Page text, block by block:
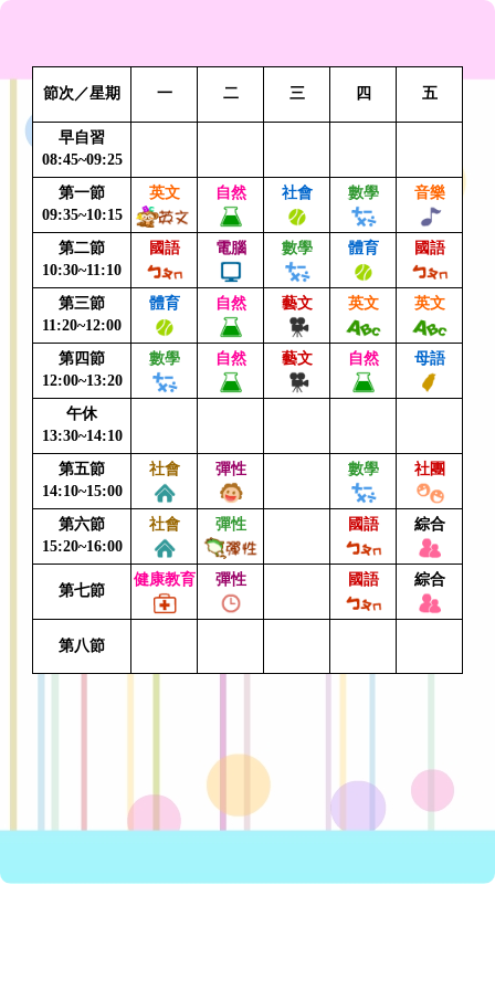
節次／星期 一 二 三 四 五
早自習
08:45~09:25
第一節
09:35~10:15
英文 自然 社會 數學 音樂
第二節
10:30~11:10
國語 電腦 數學 體育 國語
第三節
11:20~12:00
體育 自然 藝文 英文 英文
第四節
12:00~13:20
數學 自然 藝文 自然 母語
午休
13:30~14:10
第五節
14:10~15:00
社會 彈性 數學 社團
第六節
15:20~16:00
社會 彈性 國語 綜合
第七節
健康教育 彈性 國語 綜合
第八節